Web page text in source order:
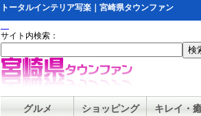
トータルインテリア写楽｜宮崎県タウンファン
サイト内検索：
グルメ ショッピング キレイ・